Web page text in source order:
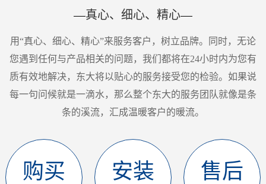
真心、细心、精心
用“真心、细心、精心”来服务客户，树立品牌。同时，无论
您遇到任何与产品相关的问题，我们都将在24小时内为您有
质有效地解决，东大将以贴心的服务接受您的检验。如果说
每一句问候就是一滴水，那么整个东大的服务团队就像是条
条的溪流，汇成温暖客户的暖流。
购买 安装 售后